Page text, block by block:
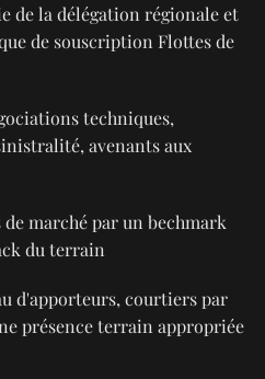
de la délégation régionale et
de souscription Flottes de
techniques,
avenants aux
marché par un bechmark
du terrain
d'apporteurs, courtiers par
présence terrain appropriée